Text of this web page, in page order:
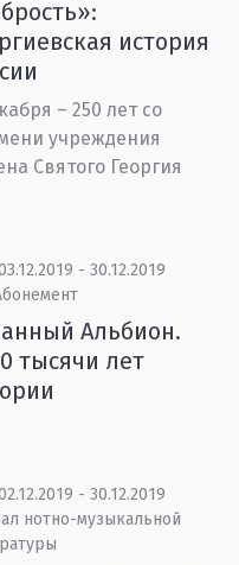
история
– 250 лет со
учреждения
Святого Георгия
- 30.12.2019
Альбион.
тысячи лет
- 30.12.2019
нотно-музыкальной